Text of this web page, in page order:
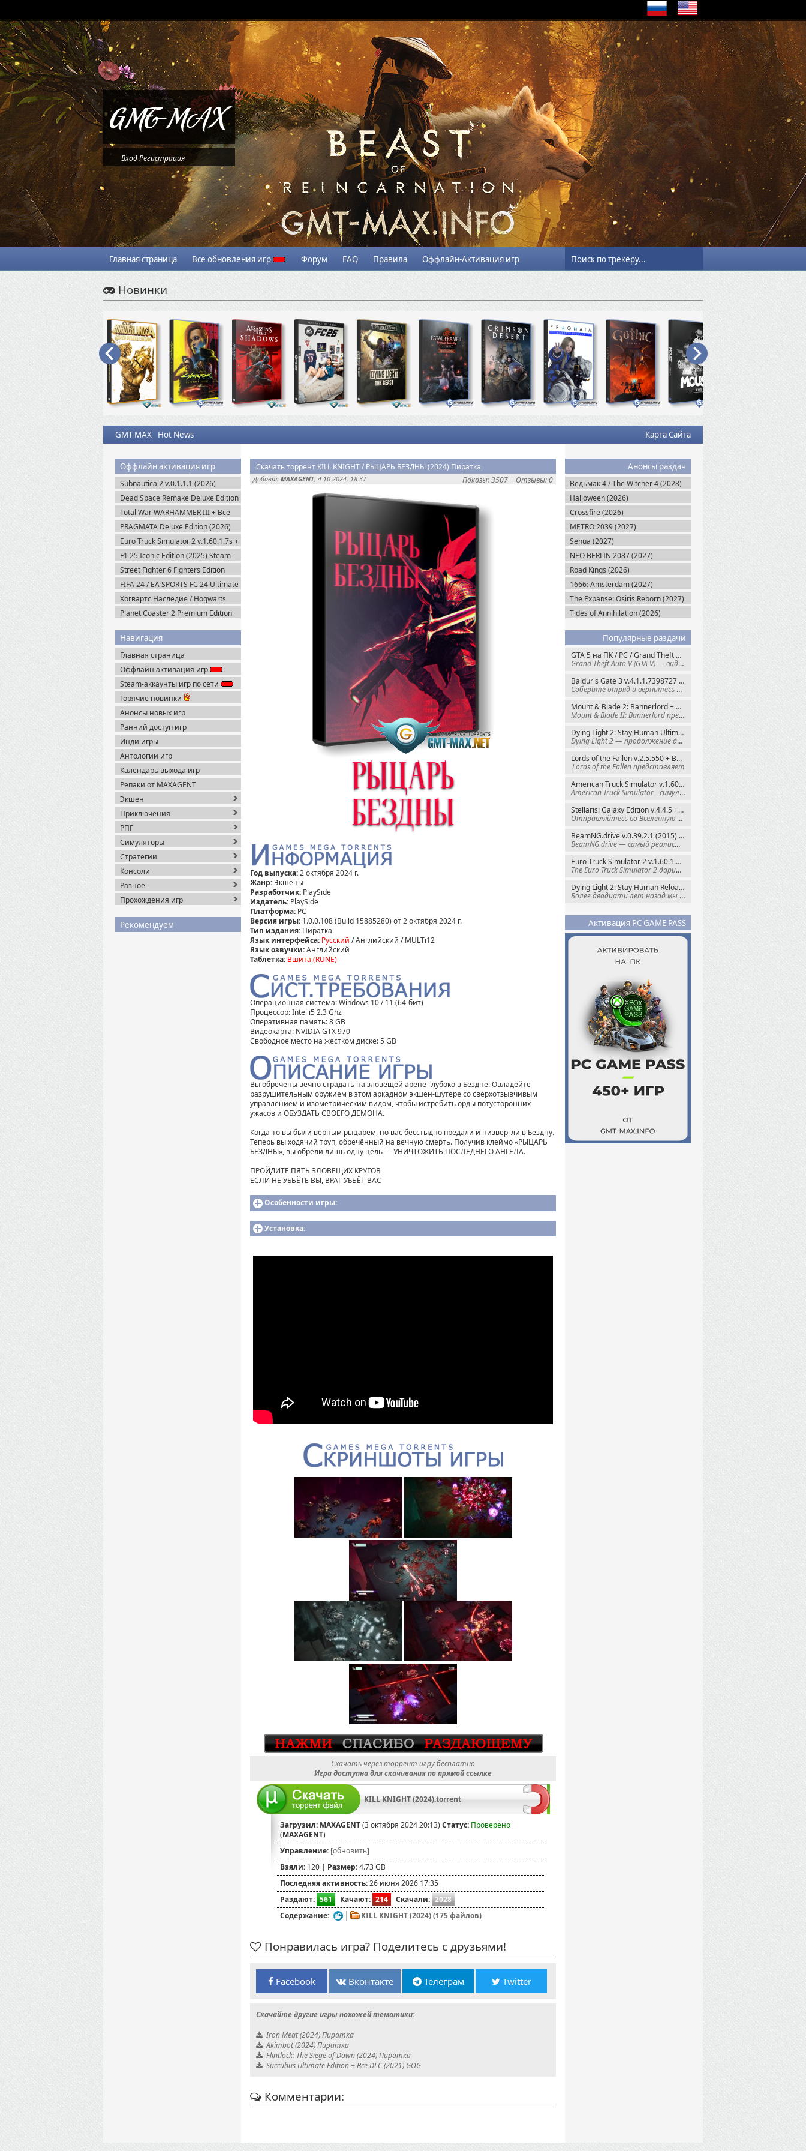
ВходРегистрация
Главная страница Все обновления игр Форум FAQ Правила Оффлайн-Активация игр
Новинки
GMT-MAX Hot News Карта Сайта
Анонсы раздач
Ведьмак 4 / The Witcher 4 (2028)
Halloween (2026)
Crossfire (2026)
METRO 2039 (2027)
Senua (2027)
NEO BERLIN 2087 (2027)
Road Kings (2026)
1666: Amsterdam (2027)
The Expanse: Osiris Reborn (2027)
Tides of Annihilation (2026)
Популярные раздачи
GTA 5 на ПК / PC / Grand Theft Auto V: Premium Edition (2015) Steam-Rip
Grand Theft Auto V (GTA V) — видеоигра из
Baldur's Gate 3 v.4.1.1.7398727 + Все DLC (2023) GOG-Rip
Соберите отряд и вернитесь в Забытые
Mount & Blade 2: Bannerlord + War Sails v.1.4.7.117484 (2025) GOG
Mount & Blade II: Bannerlord представляет
Dying Light 2: Stay Human Ultimate Edition v.1.29.0 + Все DLC (2022) Пиратка
Dying Light 2 — продолжение динамичного
Lords of the Fallen v.2.5.550 + Все DLC (2023) Пиратка
Lords of the Fallen представляет
American Truck Simulator v.1.60.1.8s + Все DLC (2016) Пиратка
American Truck Simulator - симулятор
Stellaris: Galaxy Edition v.4.4.5 + Все DLC (2016) Пиратка
Отправляйтесь во Вселенную полную чудес и
BeamNG.drive v.0.39.2.1 (2015) RePack
BeamNG drive — самый реалистичный
Euro Truck Simulator 2 v.1.60.1.7s + Все DLC (2012) Пиратка
The Euro Truck Simulator 2 дарит вам опыт
Dying Light 2: Stay Human Reloaded Edition v.1.28.3 + Все DLC (2022) RePack
Более двадцати лет назад мы пытались
Активация PC GAME PASS
Оффлайн активация игр
Subnautica 2 v.0.1.1.1 (2026)
Пиратка
Dead Space Remake Deluxe Edition
(2023) Пиратка
Total War WARHAMMER III + Все
DLC (2022-2025) Steam-Rip
PRAGMATA Deluxe Edition (2026)
Пиратка
Euro Truck Simulator 2 v.1.60.1.7s +
Все DLC (2012) Пиратка
F1 25 Iconic Edition (2025) Steam-
Rip
Street Fighter 6 Fighters Edition
(2023) Steam-Rip
FIFA 24 / EA SPORTS FC 24 Ultimate
Edition (2023) EA-Rip
Хогвартс Наследие / Hogwarts
Legacy Deluxe Edition (2023)
RePack
Planet Coaster 2 Premium Edition
Навигация
Главная страница
Оффлайн активация игр
Steam-аккаунты игр по сети
Горячие новинки
Анонсы новых игр
Ранний доступ игр
Инди игры
Антологии игр
Календарь выхода игр
Репаки от MAXAGENT
Экшен
Приключения
РПГ
Симуляторы
Стратегии
Консоли
Разное
Прохождения игр
Рекомендуем
Скачать торрент KILL KNIGHT / РЫЦАРЬ БЕЗДНЫ (2024) Пиратка
Показы: 3507 | Отзывы: 0
Добавил MAXAGENT, 4-10-2024, 18:37
Год выпуска:2 октября 2024 г.
Жанр:Экшены
Разработчик: PlaySide
Издатель: PlaySide
Платформа: PC
Версия игры: 1.0.0.108 (Build 15885280) от 2 октября 2024 г.
Тип издания: Пиратка
Язык интерфейса: Русский / Английский / MULTi12
Язык озвучки:Английский
Таблетка: Вшита (RUNE)
Операционная система: Windows 10 / 11 (64-бит)
Процессор: Intel i5 2.3 Ghz
Оперативная память: 8 GB
Видеокарта: NVIDIA GTX 970
Свободное место на жестком диске: 5 GB
Вы обречены вечно страдать на зловещей арене глубоко в Бездне. Овладейте
разрушительным оружием в этом аркадном экшен-шутере со сверхотзывчивым
управлением и изометрическим видом, чтобы истребить орды потусторонних
ужасов и ОБУЗДАТЬ СВОЕГО ДЕМОНА.
Когда-то вы были верным рыцарем, но вас бесстыдно предали и низвергли в Бездну.
Теперь вы ходячий труп, обречённый на вечную смерть. Получив клеймо «РЫЦАРЬ
БЕЗДНЫ», вы обрели лишь одну цель — УНИЧТОЖИТЬ ПОСЛЕДНЕГО АНГЕЛА.
ПРОЙДИТЕ ПЯТЬ ЗЛОВЕЩИХ КРУГОВ
ЕСЛИ НЕ УБЬЁТЕ ВЫ, ВРАГ УБЬЁТ ВАС
Особенности игры:
Установка:
Скачать через торрент игру бесплатно
Игра доступна для скачивания по прямой ссылке
KILL KNIGHT (2024).torrent
Загрузил: MAXAGENT(3 октября 2024 20:13) Статус: Проверено
(MAXAGENT)
Управление: [обновить]
Взяли: 120 | Размер:4.73 GB
Последняя активность:26 июня 2026 17:35
Раздают: 561 Качают: 214 Скачали: 2028
Содержание:
KILL KNIGHT (2024) (175 файлов)
Понравилась игра? Поделитесь с друзьями!
Facebook Вконтакте Телеграм Twitter
Скачайте другие игры похожей тематики:
Iron Meat (2024) Пиратка
Akimbot (2024) Пиратка
Flintlock: The Siege of Dawn (2024) Пиратка
Succubus Ultimate Edition + Все DLC (2021) GOG
Комментарии: